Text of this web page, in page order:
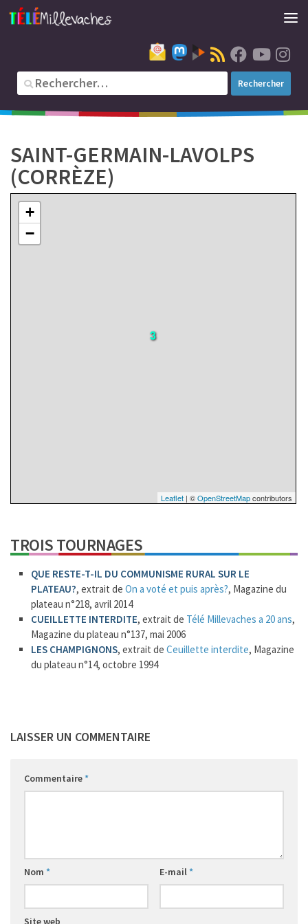
SAINT-GERMAIN-LAVOLPS
(CORRÈZE)
3
16
+
−
Leaflet| ©OpenStreetMapcontributors
TROIS TOURNAGES
QUE RESTE-T-IL DU COMMUNISME RURAL SUR LE
PLATEAU?, extrait de On a voté et puis après?, Magazine du
plateau n°218, avril 2014
CUEILLETTE INTERDITE, extrait de Télé Millevaches a 20 ans,
Magazine du plateau n°137, mai 2006
LES CHAMPIGNONS, extrait de Ceuillette interdite, Magazine
du plateau n°14, octobre 1994
LAISSER UN COMMENTAIRE
Commentaire*
Nom * E-mail*
Site web